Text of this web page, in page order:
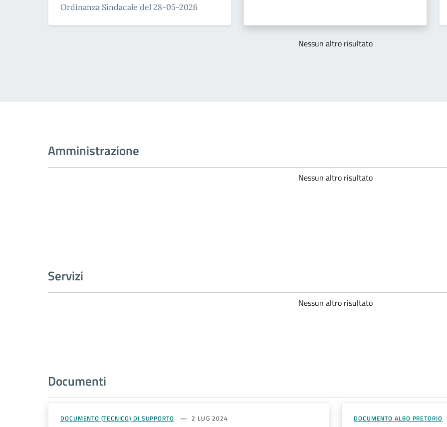
Ordinanza Sindacale del 28-05-2026
Nessun altro risultato
Amministrazione
Nessun altro risultato
Servizi
Nessun altro risultato
Documenti
DOCUMENTO (TECNICO) DI SUPPORTO 2 LUG 2024 DOCUMENTO ALBO PRETORIO